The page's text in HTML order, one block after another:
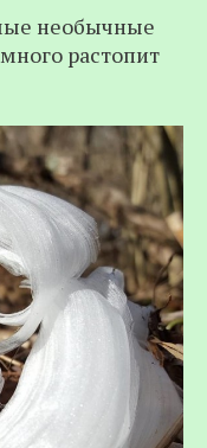
необычные
растопит